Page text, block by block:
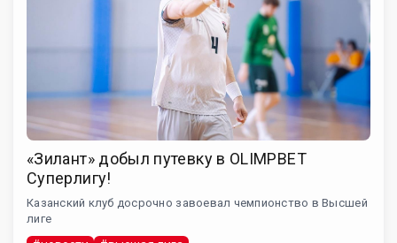
«Зилант» добыл путевку в OLIMPBET
Суперлигу!
Казанский клуб досрочно завоевал чемпионство в Высшей
лиге